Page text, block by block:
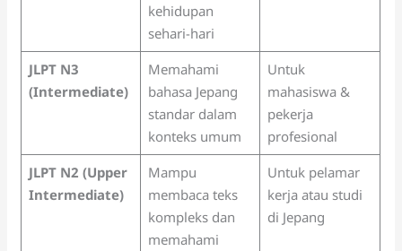
kehidupan
sehari-hari
JLPT N3
(Intermediate)
Memahami
bahasa Jepang
standar dalam
konteks umum
Untuk
mahasiswa &
pekerja
profesional
JLPT N2 (Upper
Intermediate)
Mampu
membaca teks
kompleks dan
memahami
Untuk pelamar
kerja atau studi
di Jepang